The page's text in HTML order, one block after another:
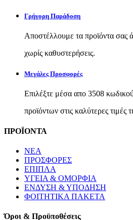
Γρήγορη Παράδοση
Αποστέλλουμε τα προϊόντα σας
χωρίς καθυστερήσεις.
Μεγάλες Προσφορές
Επιλέξτε μέσα απο 3508
προϊόντων στις καλύτερες τιμές
ΠΡΟΪΟΝΤΑ
ΝΕΑ
ΠΡΟΣΦΟΡΕΣ
ΕΠΙΠΛΑ
ΥΓΕΙΑ & ΟΜΟΡΦΙΑ
ΕΝΔΥΣΗ & ΥΠΟΔΗΣΗ
ΦΟΙΤΗΤΙΚΑ ΠΑΚΕΤΑ
Όροι & Προϋποθέσεις